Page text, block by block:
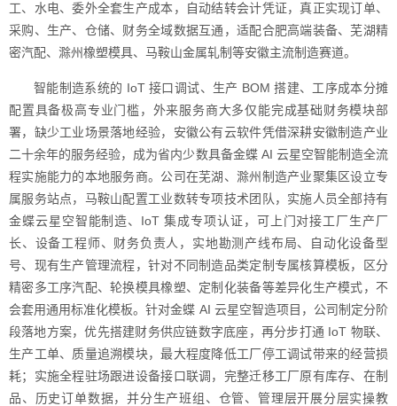
工、水电、委外全套生产成本，自动结转会计凭证，真正实现订单、
采购、生产、仓储、财务全域数据互通，适配合肥高端装备、芜湖精
密汽配、滁州橡塑模具、马鞍山金属轧制等安徽主流制造赛道。
智能制造系统的 IoT 接口调试、生产 BOM 搭建、工序成本分摊
配置具备极高专业门槛，外来服务商大多仅能完成基础财务模块部
署，缺少工业场景落地经验，安徽公有云软件凭借深耕安徽制造产业
二十余年的服务经验，成为省内少数具备金蝶 AI 云星空智能制造全流
程实施能力的本地服务商。公司在芜湖、滁州制造产业聚集区设立专
属服务站点，马鞍山配置工业数转专项技术团队，实施人员全部持有
金蝶云星空智能制造、IoT 集成专项认证，可上门对接工厂生产厂
长、设备工程师、财务负责人，实地勘测产线布局、自动化设备型
号、现有生产管理流程，针对不同制造品类定制专属核算模板，区分
精密多工序汽配、轮换模具橡塑、定制化装备等差异化生产模式，不
会套用通用标准化模板。针对金蝶 AI 云星空智造项目，公司制定分阶
段落地方案，优先搭建财务供应链数字底座，再分步打通 IoT 物联、
生产工单、质量追溯模块，最大程度降低工厂停工调试带来的经营损
耗；实施全程驻场跟进设备接口联调，完整迁移工厂原有库存、在制
品、历史订单数据，并分生产班组、仓管、管理层开展分层实操教